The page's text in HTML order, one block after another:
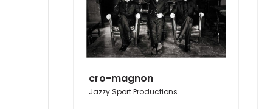
cro-magnon
Jazzy Sport Productions